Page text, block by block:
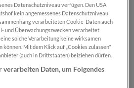
für registrierteSN-Card-
Datenschutzniveau verfügen. Den USA
kein angemessenes Datenschutzniveau
verarbeiteten Cookie-Daten auch
und Überwachungszwecken verarbeitet
solche Verarbeitung keine wirksamen
können. Mit dem Klick auf „Cookies zulassen“
(auch in Drittstaaten) beiziehen dürfen.
Daten, um Folgendes